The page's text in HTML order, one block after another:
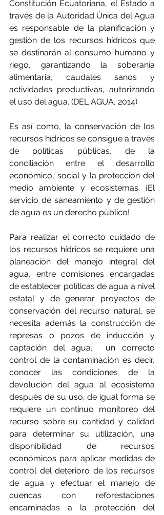
Constitución Ecuatoriana, el Estado a
través de la Autoridad Única del Agua
es responsable de la planificación y
gestión de los recursos hídricos que
se destinarán al consumo humano y
riego, garantizando la soberanía
alimentaria, caudales sanos y
actividades productivas, autorizando
el uso del agua. (DEL AGUA, 2014)
Es así como, la conservación de los
recursos hídricos se consigue a través
de políticas públicas, de la
conciliación entre el desarrollo
económico, social y la protección del
medio ambiente y ecosistemas. ¡El
servicio de saneamiento y de gestión
de agua es un derecho público!
Para realizar el correcto cuidado de
los recursos hídricos se requiere una
planeación del manejo integral del
agua, entre comisiones encargadas
de establecer políticas de agua a nivel
estatal y de generar proyectos de
conservación del recurso natural, se
necesita además la construcción de
represas o pozos de inducción y
captación del agua,  un correcto
control de la contaminación es decir,
conocer las condiciones de la
devolución del agua al ecosistema
después de su uso, de igual forma se
requiere un continuo monitoreo del
recurso sobre su cantidad y calidad
para determinar su utilización, una
disponibilidad de recursos
económicos para aplicar medidas de
control del deterioro de los recursos
de agua y efectuar el manejo de
cuencas con reforestaciones
encaminadas a la protección del